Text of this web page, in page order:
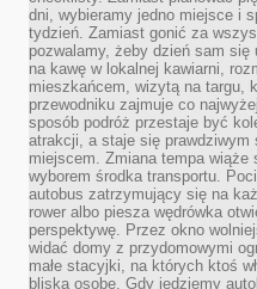
dni, wybieramy jedno miejsce i
tydzień. Zamiast gonić za
pozwalamy, żeby dzień sam się
na kawę w lokalnej kawiarni,
mieszkańcem, wizytą na targu,
przewodniku zajmuje co
sposób podróż przestaje być
atrakcji, a staje się prawdziwym
miejscem. Zmiana tempa wiąże
wyborem środka transportu.
autobus zatrzymujący się na
rower albo piesza wędrówka
perspektywę. Przez okno
widać domy z przydomowymi
małe stacyjki, na których ktoś
bliską osobę. Gdy jedziemy